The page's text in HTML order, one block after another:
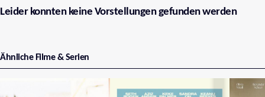
Leider konnten keine Vorstellungen gefunden werden
Ähnliche Filme & Serien